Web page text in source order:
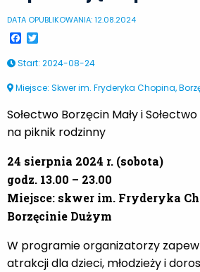
DATA OPUBLIKOWANIA: 12.08.2024
Facebook
Start: 2024-08-24
Miejsce: Skwer im. Fryderyka Chopina,
Sołectwo Borzęcin Mały i
na piknik rodzinny
24 sierpnia 2024 r. (sobota)
godz. 13.00 – 23.00
Miejsce: skwer im. Fryderyka
Borzęcinie Dużym
W programie organizatorzy
atrakcji dla dzieci, młodzieży i